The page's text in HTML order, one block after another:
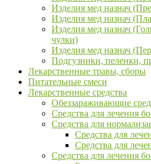
Изделия мед назнач
Изделия мед назнач
Изделия мед назнач
чулки)
Изделия мед назнач
Подгузники, пеленки,
Лекарственные травы, сборы
Питательные смеси
Лекарственные средства
Обеззараживающие
Средства для лечения
Средства для
Средства для
Средства для
Средства для лечения